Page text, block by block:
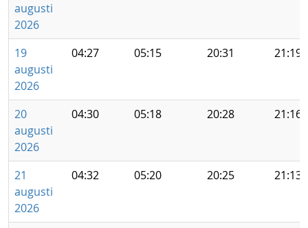
augusti
2026
19
augusti
2026
04:27 05:15 20:31 21:19
20
augusti
2026
04:30 05:18 20:28 21:16
21
augusti
2026
04:32 05:20 20:25 21:13